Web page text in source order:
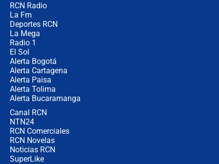
RCN Radio
La Fm
Deportes RCN
La Mega
Radio 1
El Sol
Alerta Bogotá
Alerta Cartagena
Alerta Paisa
Alerta Tolima
Alerta Bucaramanga
Canal RCN
NTN24
RCN Comerciales
RCN Novelas
Noticias RCN
SuperLike